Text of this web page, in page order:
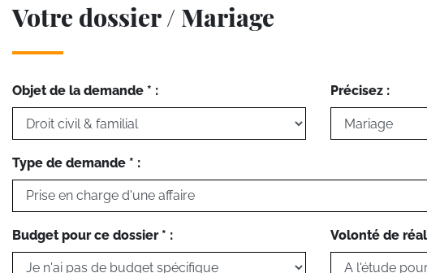
Votre dossier / Mariage
Objet de la demande * : Précisez :
Type de demande * :
Budget pour ce dossier * : Volonté de